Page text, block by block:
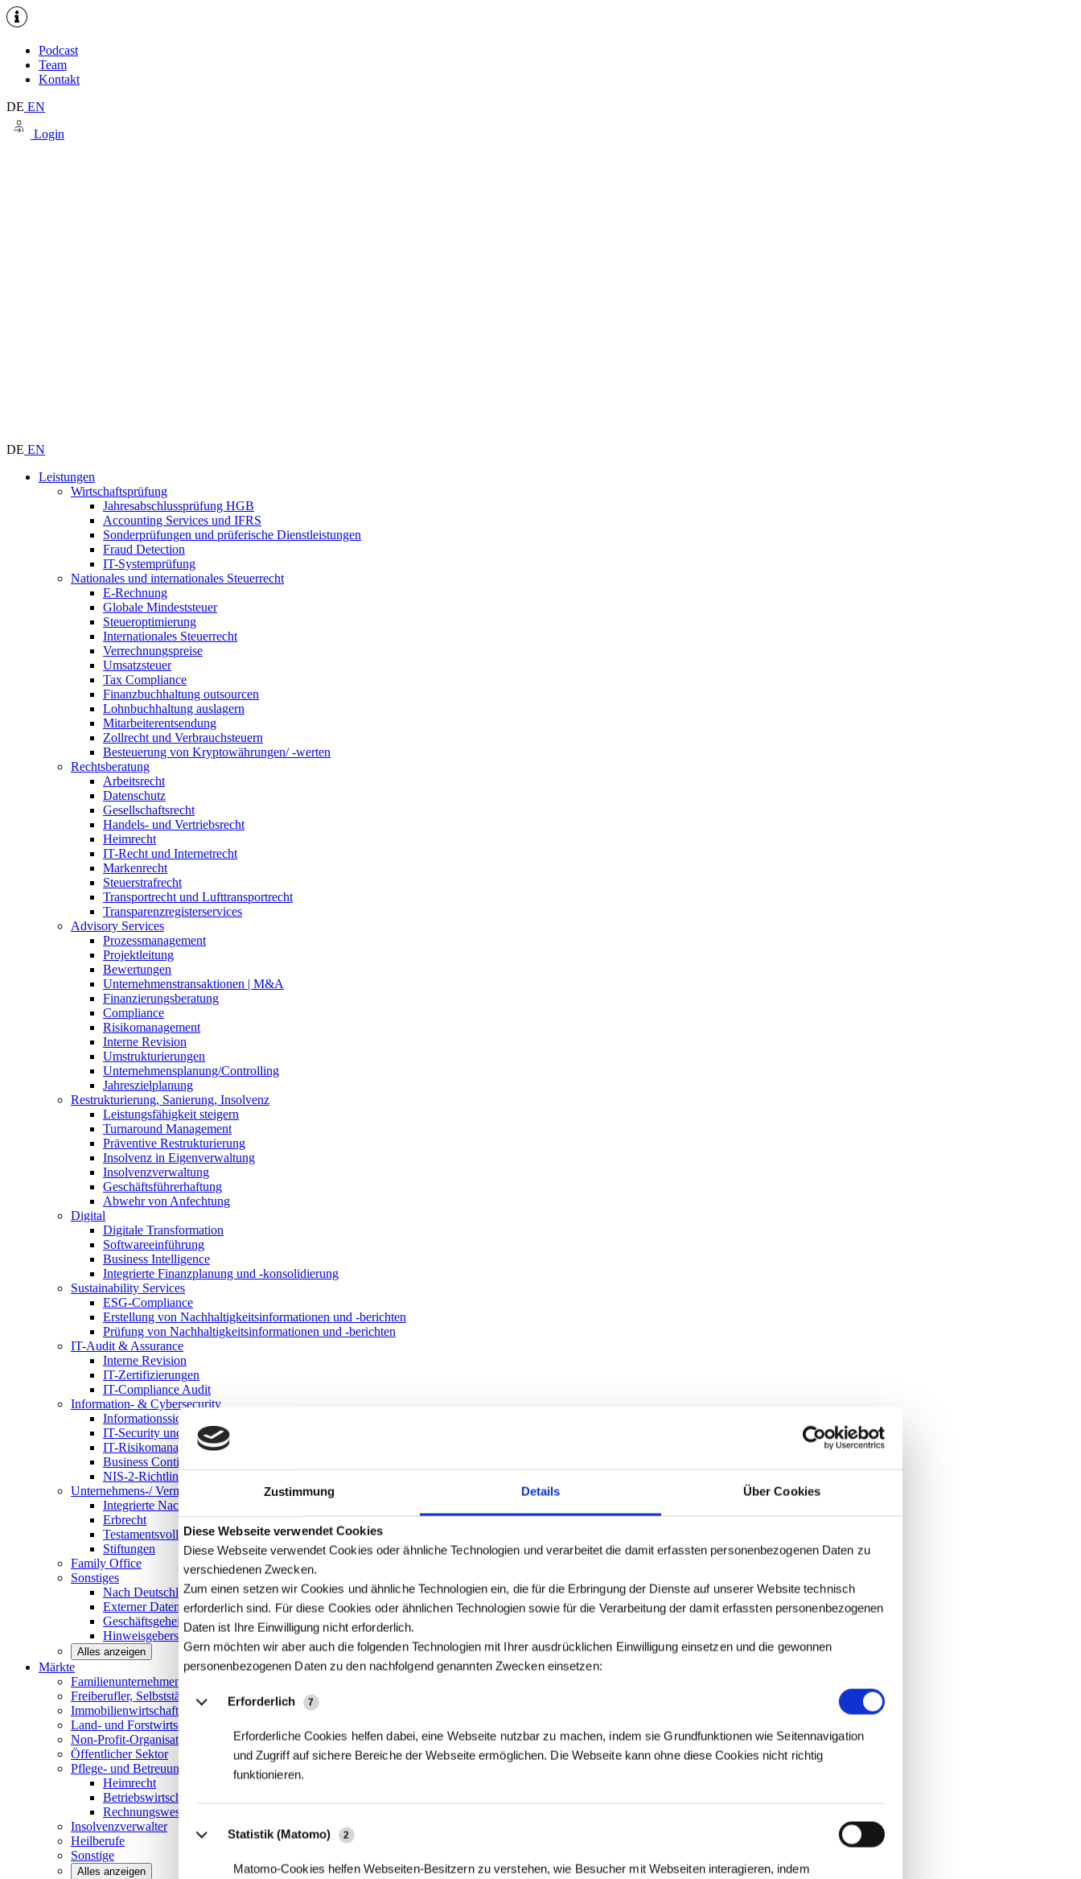
Zustimmung Details Über Cookies
Details
Diese Webseite verwendet Cookies
Diese Webseite verwendet Cookies oder ähnliche Technologien und verarbeitet die damit erfassten personenbezogenen Daten zu
verschiedenen Zwecken.
Zum einen setzen wir Cookies und ähnliche Technologien ein, die für die Erbringung der Dienste auf unserer Website technisch
erforderlich sind. Für diese Cookies oder ähnlichen Technologien sowie für die Verarbeitung der damit erfassten personenbezogenen
Daten ist Ihre Einwilligung nicht erforderlich.
Gern möchten wir aber auch die folgenden Technologien mit Ihrer ausdrücklichen Einwilligung einsetzen und die gewonnen
personenbezogenen Daten zu den nachfolgend genannten Zwecken einsetzen:
Erforderlich 7
Erforderliche Cookies helfen dabei, eine Webseite nutzbar zu machen, indem sie Grundfunktionen wie Seitennavigation
und Zugriff auf sichere Bereiche der Webseite ermöglichen. Die Webseite kann ohne diese Cookies nicht richtig
funktionieren.
Statistik (Matomo) 2
Matomo-Cookies helfen Webseiten-Besitzern zu verstehen, wie Besucher mit Webseiten interagieren, indem
Podcast
Team
Kontakt
DE EN
Login
DE EN
Leistungen
Wirtschaftsprüfung
Jahresabschlussprüfung HGB
Accounting Services und IFRS
Sonderprüfungen und prüferische Dienstleistungen
Fraud Detection
IT-Systemprüfung
Nationales und internationales Steuerrecht
E-Rechnung
Globale Mindeststeuer
Steueroptimierung
Internationales Steuerrecht
Verrechnungspreise
Umsatzsteuer
Tax Compliance
Finanzbuchhaltung outsourcen
Lohnbuchhaltung auslagern
Mitarbeiterentsendung
Zollrecht und Verbrauchsteuern
Besteuerung von Kryptowährungen/ -werten
Rechtsberatung
Arbeitsrecht
Datenschutz
Gesellschaftsrecht
Handels- und Vertriebsrecht
Heimrecht
IT-Recht und Internetrecht
Markenrecht
Steuerstrafrecht
Transportrecht und Lufttransportrecht
Transparenzregisterservices
Advisory Services
Prozessmanagement
Projektleitung
Bewertungen
Unternehmenstransaktionen | M&A
Finanzierungsberatung
Compliance
Risikomanagement
Interne Revision
Umstrukturierungen
Unternehmensplanung/Controlling
Jahreszielplanung
Restrukturierung, Sanierung, Insolvenz
Leistungsfähigkeit steigern
Turnaround Management
Präventive Restrukturierung
Insolvenz in Eigenverwaltung
Insolvenzverwaltung
Geschäftsführerhaftung
Abwehr von Anfechtung
Digital
Digitale Transformation
Softwareeinführung
Business Intelligence
Integrierte Finanzplanung und -konsolidierung
Sustainability Services
ESG-Compliance
Erstellung von Nachhaltigkeitsinformationen und -berichten
Prüfung von Nachhaltigkeitsinformationen und -berichten
IT-Audit & Assurance
Interne Revision
IT-Zertifizierungen
IT-Compliance Audit
Information- & Cybersecurity
Informationssicherheitsmanagementsystem
IT-Security und Cybersecurity
IT-Risikomanagement
Business Continuity Management
NIS-2-Richtlinie
Unternehmens-/Vermögensnachfolge
Integrierte Nachfolge- und Vermögensberatung
Erbrecht
Testamentsvollstreckung
Stiftungen
Family Office
Sonstiges
Nach Deutschland expandieren
Externer Datenschutzbeauftragter
Geschäftsgeheimnisgesetz
Hinweisgeberschutz in Unternehmen
Alles anzeigen
Märkte
Familienunternehmen und
Freiberufler, Selbstständige undPrivatpersonen
Immobilienwirtschaft
Land- und Forstwirtschaft
Non-Profit-Organisationen
Öffentlicher Sektor
Pflege- und Betreuungseinrichtungen
Heimrecht
Betriebswirtschaftliche Beratung
Rechnungswesen/Controlling
Insolvenzverwalter
Heilberufe
Sonstige
Alles anzeigen